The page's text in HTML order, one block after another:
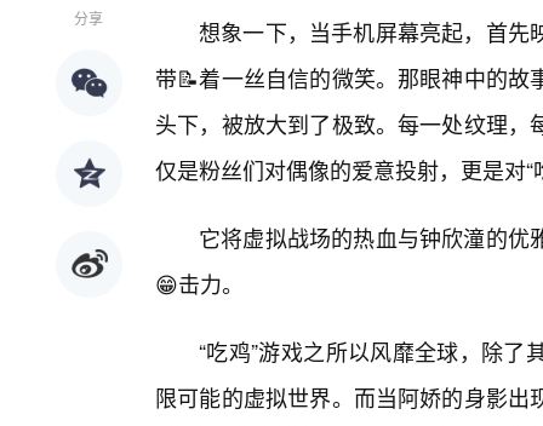
分享
想象一下，当手机屏幕亮起，首先
带📝着一丝自信的微笑。那眼神中的
头下，被放大到了极致。每一处纹理
仅是粉丝们对偶像的爱意投射，更是对
它将虚拟战场的热血与钟欣潼的
😁击力。
“吃鸡”游戏之所以风靡全球，除
限可能的虚拟世界。而当阿娇的身影